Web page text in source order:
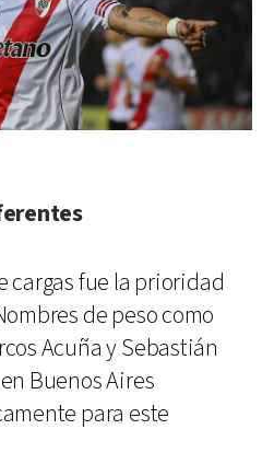
cargas fue la prioridad
de peso como
Acuña y Sebastián
Buenos Aires
para este